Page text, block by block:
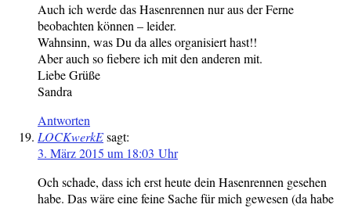
Auch ich werde das Hasenrennen nur aus der Ferne
beobachten können – leider.
Wahnsinn, was Du da alles organisiert hast!!
Aber auch so fiebere ich mit den anderen mit.
Liebe Grüße
Sandra
Antworten
LOCKwerkEsagt:
3. März 2015 um 18:03 Uhr
Och schade, dass ich erst heute dein Hasenrennen gesehen
habe. Das wäre eine feine Sache für mich gewesen (da habe